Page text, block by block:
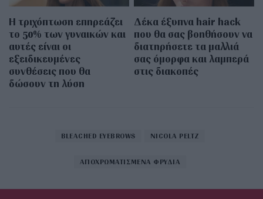
Η τριχόπτωση επηρεάζει
το 50% των γυναικών και
αυτές είναι οι
εξειδικευμένες
συνθέσεις που θα
δώσουν τη λύση
Δέκα έξυπνα hair hack
που θα σας βοηθήσουν να
διατηρήσετε τα μαλλιά
σας όμορφα και λαμπερά
στις διακοπές
BLEACHED EYEBROWS NICOLA PELTZ
ΑΠΟΧΡΩΜΑΤΙΣΜΕΝΑ ΦΡΥΔΙΑ